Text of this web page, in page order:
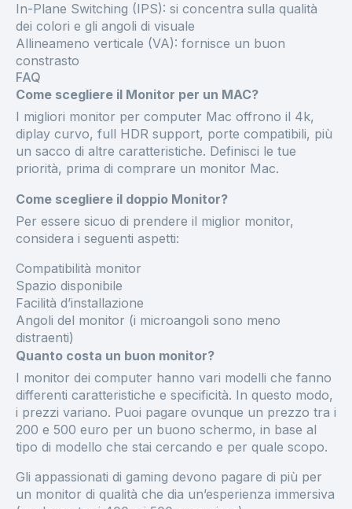
In-Plane Switching (IPS): si concentra sulla qualità
dei colori e gli angoli di visuale
Allineameno verticale (VA): fornisce un buon
constrasto
FAQ
Come scegliere il Monitor per un MAC?
I migliori monitor per computer Mac offrono il 4k,
diplay curvo, full HDR support, porte compatibili, più
un sacco di altre caratteristiche. Definisci le tue
priorità, prima di comprare un monitor Mac.
Come scegliere il doppio Monitor?
Per essere sicuo di prendere il miglior monitor,
considera i seguenti aspetti:
Compatibilità monitor
Spazio disponibile
Facilità d’installazione
Angoli del monitor (i microangoli sono meno
distraenti)
Quanto costa un buon monitor?
I monitor dei computer hanno vari modelli che fanno
differenti caratteristiche e specificità. In questo modo,
i prezzi variano. Puoi pagare ovunque un prezzo tra i
200 e 500 euro per un buono schermo, in base al
tipo di modello che stai cercando e per quale scopo.
Gli appassionati di gaming devono pagare di più per
un monitor di qualità che dia un’esperienza immersiva